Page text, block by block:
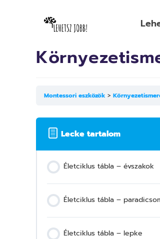
Montessori eszközök
Lecke tartalom
Életciklus tábla – évszakok
Életciklus tábla –
Életciklus tábla – lepke